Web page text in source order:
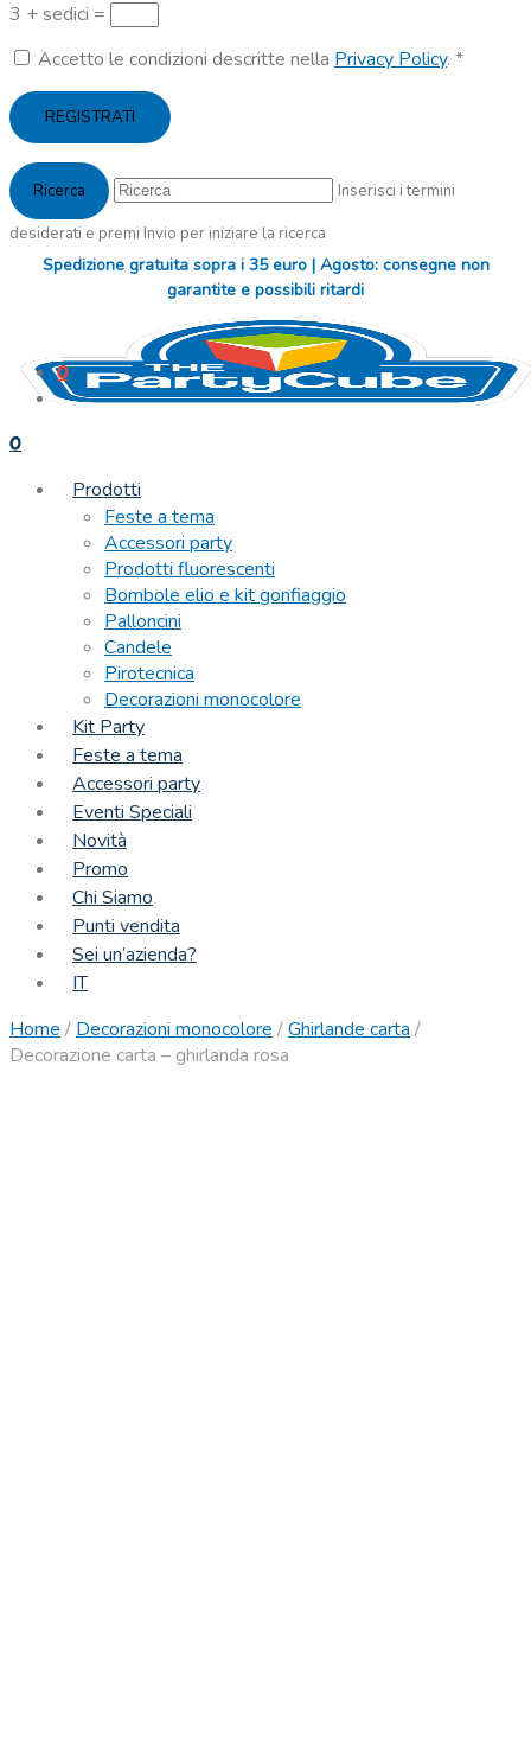
3 + sedici =
Accetto le condizioni descritte nella Privacy Policy. *
REGISTRATI
Inserisci i termini
desiderati e premi Invio per iniziare la ricerca
Spedizione gratuita sopra i 35 euro | Agosto: consegne non
garantite e possibili ritardi
0
0
Prodotti
Feste a tema
Accessori party
Prodotti fluorescenti
Bombole elio e kit gonfiaggio
Palloncini
Candele
Pirotecnica
Decorazioni monocolore
Kit Party
Feste a tema
Accessori party
Eventi Speciali
Novità
Promo
Chi Siamo
Punti vendita
Sei un’azienda?
IT
Home / Decorazioni monocolore /Ghirlande carta /
Decorazione carta – ghirlanda rosa